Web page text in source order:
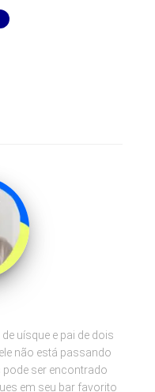
uísque e pai de dois
não está passando
ser encontrado
em seu bar favorito